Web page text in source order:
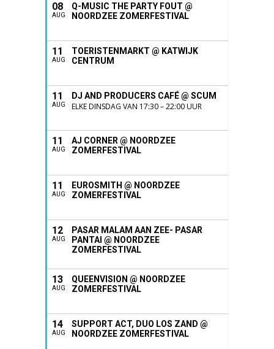
08
AUG
Q-MUSIC THE PARTY FOUT @
NOORDZEE ZOMERFESTIVAL
11
AUG
TOERISTENMARKT @ KATWIJK
CENTRUM
11
AUG
DJ AND PRODUCERS CAFÉ @ SCUM
ELKE DINSDAG VAN 17:30 – 22:00 UUR
11
AUG
AJ CORNER @ NOORDZEE
ZOMERFESTIVAL
11
AUG
EUROSMITH @ NOORDZEE
ZOMERFESTIVAL
12
AUG
PASAR MALAM AAN ZEE- PASAR
PANTAI @ NOORDZEE
ZOMERFESTIVAL
13
AUG
QUEENVISION @ NOORDZEE
ZOMERFESTIVAL
14
AUG
SUPPORT ACT, DUO LOS ZAND @
NOORDZEE ZOMERFESTIVAL